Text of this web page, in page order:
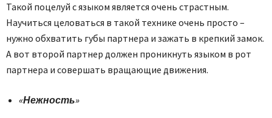
Такой поцелуй с языком является очень страстным.
Научиться целоваться в такой технике очень просто –
нужно обхватить губы партнера и зажать в крепкий замок.
А вот второй партнер должен проникнуть языком в рот
партнера и совершать вращающие движения.
«Нежность»